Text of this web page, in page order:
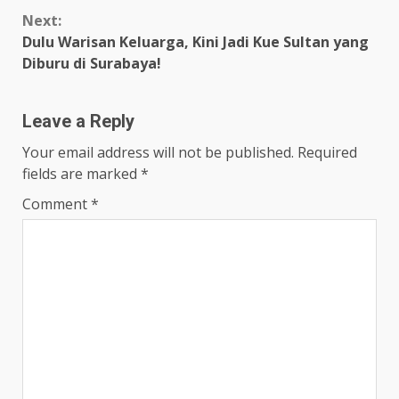
Next:
Dulu Warisan Keluarga, Kini Jadi Kue Sultan yang
Diburu di Surabaya!
Leave a Reply
Your email address will not be published. Required
fields are marked *
Comment*